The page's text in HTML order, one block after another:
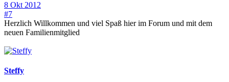
8 Okt 2012
#7
Herzlich Willkommen und viel Spaß hier im Forum und mit dem
neuen Familienmitglied
Steffy